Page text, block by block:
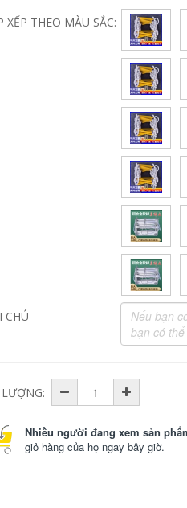
XẾP THEO MÀU SẮC:
CHÚ
Nhiều người đang xem sản
giỏ hàng của họ ngay bây giờ.